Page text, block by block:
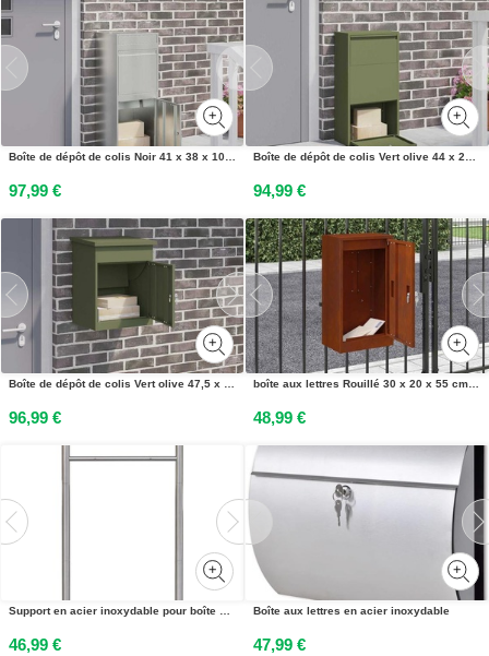
Boîte de dépôt de colis Noir 41 x 38 x 103 cm Acier galvanisé
97,99 €
Boîte de dépôt de colis Vert olive 44 x 22 x 82 cm Acier
94,99 €
Boîte de dépôt de colis Vert olive 47,5 x 38 x 59 cm Acier
96,99 €
boîte aux lettres Rouillé 30 x 20 x 55 cm Acier patiné
48,99 €
Support en acier inoxydable pour boîte aux lettres
46,99 €
Boîte aux lettres en acier inoxydable
47,99 €